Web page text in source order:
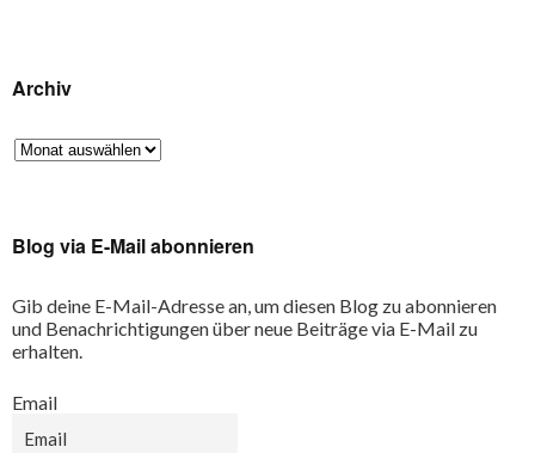
Archiv
Blog via E-Mail abonnieren
Gib deine E-Mail-Adresse an, um diesen Blog zu abonnieren
und Benachrichtigungen über neue Beiträge via E-Mail zu
erhalten.
Email